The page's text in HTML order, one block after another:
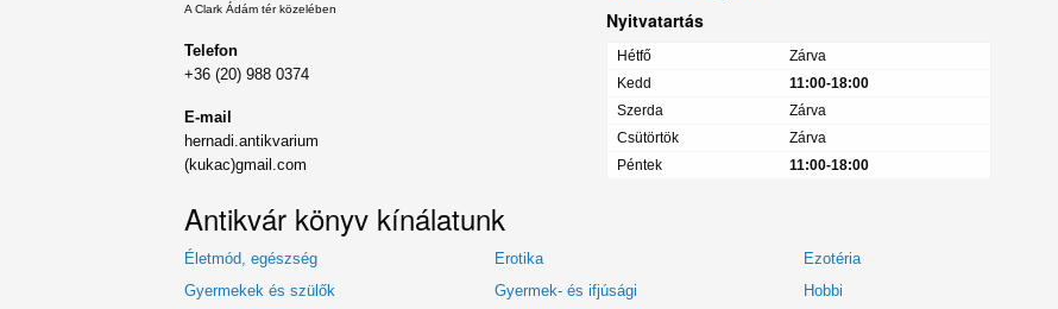
A Clark Ádám tér közelében
Telefon
+36 (20) 988 0374
E-mail
hernadi.antikvarium
(kukac)gmail.com
Nyitvatartás
Hétfő
Zárva
Kedd
11:00-18:00
Szerda
Zárva
Csütörtök
Zárva
Péntek
11:00-18:00
Antikvár könyv kínálatunk
Életmód, egészség Erotika Ezotéria
Gyermekek és szülők
Gyermek- és ifjúsági Hobbi